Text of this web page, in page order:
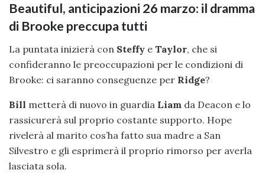
Beautiful, anticipazioni 26 marzo: il dramma
di Brooke preccupa tutti
La puntata inizierà con Steffy e Taylor, che si
confideranno le preoccupazioni per le condizioni di
Brooke: ci saranno conseguenze per Ridge?
Bill metterà di nuovo in guardia Liam da Deacon e lo
rassicurerà sul proprio costante supporto. Hope
rivelerà al marito cos’ha fatto sua madre a San
Silvestro e gli esprimerà il proprio rimorso per averla
lasciata sola.